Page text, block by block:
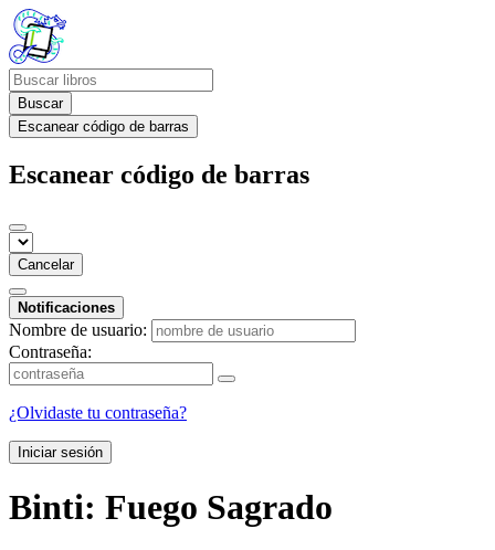
Buscar
Escanear código de barras
Escanear código de barras
Cancelar
Notificaciones
Nombre de usuario:
Contraseña:
¿Olvidaste tu contraseña?
Iniciar sesión
Binti: Fuego Sagrado